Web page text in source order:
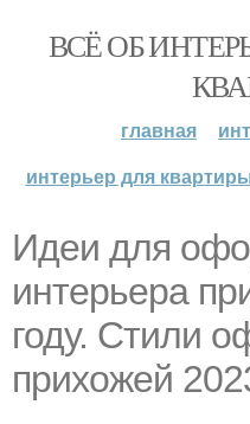
ВСЁ ОБ
главная
интерьер для
Идеи для
интерьера
году. Стили
прихожей